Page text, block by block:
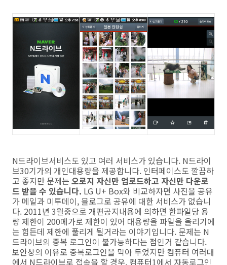
N드라이브서비스도 있고 여러 서비스가 있습니다. N드라이
브30기가의 개인대용량을 제공합니다. 인터페이스도 깔끔하
고 좋지만 문제는 오로지 자신만 업로드하고 자신만 다운로
드 받을 수 있습니다. LG U+ Box와 비교하자면 사진을 공유
가 메일과 미투데이, 블로그로 공유에 대한 서비스가 없습니
다. 2011년 3월중으로 개편공지내용에 의하면 한파일당 용
량 제한이 200메가로 제한이 있어 대용량을 파일을 올리기에
는 힘든데 제한에 풀리게 될거라는 이야기입니다. 문제는 N
드라이브의 중복 로그인이 불가능하다는 점인거 같습니다.
보안상의 이유로 중복로그인을 막아 두었지만 컴퓨터 여러대
에서 N드라이브로 접속을 할 경우, 컴퓨터1에서 자동로그인